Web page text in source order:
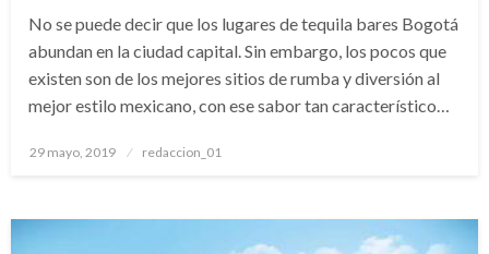
No se puede decir que los lugares de tequila bares Bogotá
abundan en la ciudad capital. Sin embargo, los pocos que
existen son de los mejores sitios de rumba y diversión al
mejor estilo mexicano, con ese sabor tan característico…
Publicado
29 mayo, 2019 redaccion_01